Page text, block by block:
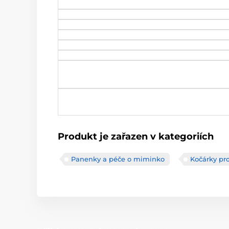
Produkt je zařazen v kategoriích
Panenky a péče o miminko Kočárky